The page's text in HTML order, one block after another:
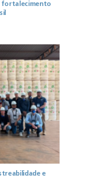
fortalecimento
e